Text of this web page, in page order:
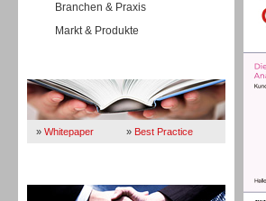
Branchen & Praxis
Markt & Produkte
» Whitepaper » Best Practice